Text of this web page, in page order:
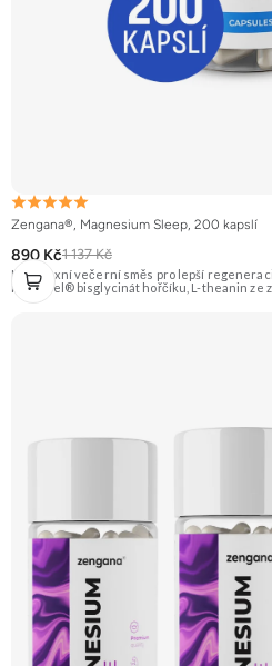
Zengana®, Magnesium Sleep, 200 kapslí
890 Kč1 137 Kč
Komplexní večerní směs pro lepší
MagChel® bisglycinát hořčíku, L-theanin ze